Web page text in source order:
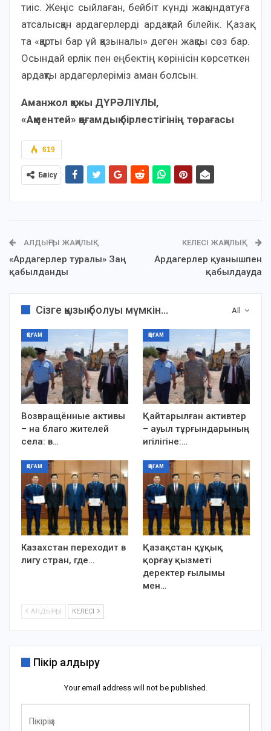
тиіс. Жеңіс сыйлаған, бейбіт күнді жақындатуға
атсалысқан ардагерлерді ардақтай білейік. Қазақ
та «қарты бар үй қазыналы» деген жақсы сөз бар.
Осындай ерлік пен еңбектің көрінісін көрсеткен
ардақты ардагерлеріміз аман болсын.
Аманжол қажы ДҮРӘЛІҰЛЫ,
«Ақментей» қоғамдық бірлестігінің төрағасы
619
Бөлісу
АЛДЫҢҒЫ ЖАҢАЛЫҚ
«Ардагерлер туралы» Заң
қабылданды
КЕЛЕСІ ЖАҢАЛЫҚ
Ардагерлер қуанышпен
қабылдауда
All
Сізге қызық болуы мүмкін...
ҚОҒАМ
Возвращённые активы
– на благо жителей
села: в…
ҚОҒАМ
Қайтарылған активтер
– ауыл тұрғындарының
игілігіне:…
ҚОҒАМ
Казахстан переходит в
лигу стран, где…
ҚОҒАМ
Қазақстан құқық
қорғау қызметі
деректер ғылымы
мен…
АЛДЫҢҒЫ КЕЛЕСІ
Пікір қалдыру
Your email address will not be published.